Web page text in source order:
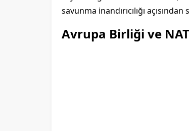
savunma inandırıcılığı
Avrupa Birliği ve